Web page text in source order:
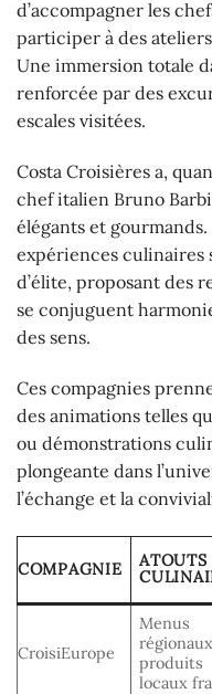
d’accompagner les
participer à des
Une immersion totale
renforcée par des
escales visitées.
Costa Croisières a,
chef italien Bruno
élégants et
expériences culinaires
d’élite, proposant des
se conjuguent
des sens.
Ces compagnies
des animations telles
ou démonstrations
plongeante dans
l’échange et la
COMPAGNIE
ATOUTS
CroisiEurope
Menus
produits
locaux